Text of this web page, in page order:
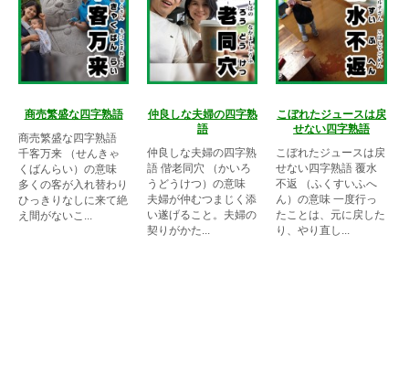
商売繁盛な四字熟語
商売繁盛な四字熟語
千客万来 （せんきゃ
くばんらい）の意味
多くの客が入れ替わり
ひっきりなしに来て絶
え間がないこ...
仲良しな夫婦の四字熟
語
仲良しな夫婦の四字熟
語 偕老同穴 （かいろ
うどうけつ）の意味
夫婦が仲むつまじく添
い遂げること。夫婦の
契りがかた...
こぼれたジュースは戻
せない四字熟語
こぼれたジュースは戻
せない四字熟語 覆水
不返 （ふくすいふへ
ん）の意味 一度行っ
たことは、元に戻した
り、やり直し...